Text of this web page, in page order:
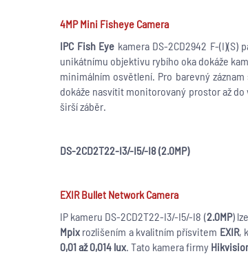
4MP Mini Fisheye Camera
IPC Fish Eye kamera DS-2CD2942 F-
unikátnímu objektivu rybího oka dokáže
minimálním osvětlení. Pro barevný
dokáže nasvítit monitorovaný prostor až do
širší záběr.
DS-2CD2T22-I3/-I5/-I8 (2.0MP)
EXIR Bullet Network Camera
IP kameru DS-2CD2T22-I3/-I5/-I8 (2.0MP)
Mpix rozlišením a kvalitním přísvitem EXIR,
0,01 až 0,014 lux. Tato kamera firmy